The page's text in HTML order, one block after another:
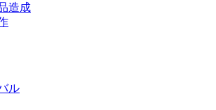
造成
ル